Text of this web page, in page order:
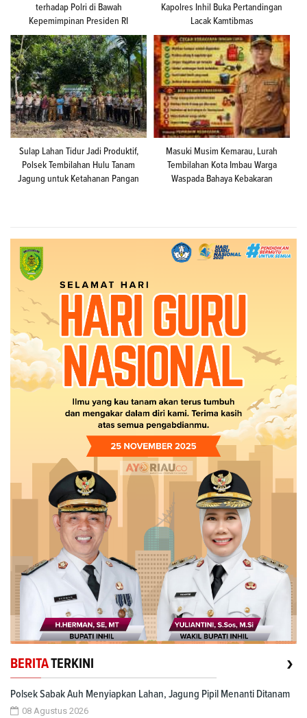
terhadap Polri di Bawah
Kepemimpinan Presiden RI
Kapolres Inhil Buka Pertandingan
Lacak Kamtibmas
Sulap Lahan Tidur Jadi Produktif,
Polsek Tembilahan Hulu Tanam
Jagung untuk Ketahanan Pangan
Masuki Musim Kemarau, Lurah
Tembilahan Kota Imbau Warga
Waspada Bahaya Kebakaran
BERITATERKINI ›
Polsek Sabak Auh Menyiapkan Lahan, Jagung Pipil Menanti Ditanam
08 Agustus 2026